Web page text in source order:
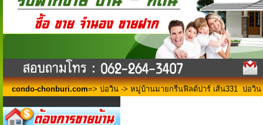
condo-chonburi.com=> บ่อวิน -> หมู่บ้านมายกรีนฟิลด์ปาร์ เส้น331 บ่อวิน